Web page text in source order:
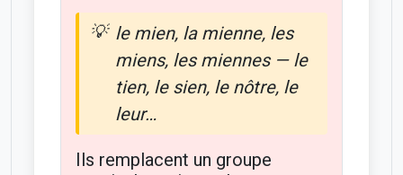
le mien, la mienne, les
miens, les miennes — le
tien, le sien, le nôtre, le
leur…
Ils remplacent un groupe